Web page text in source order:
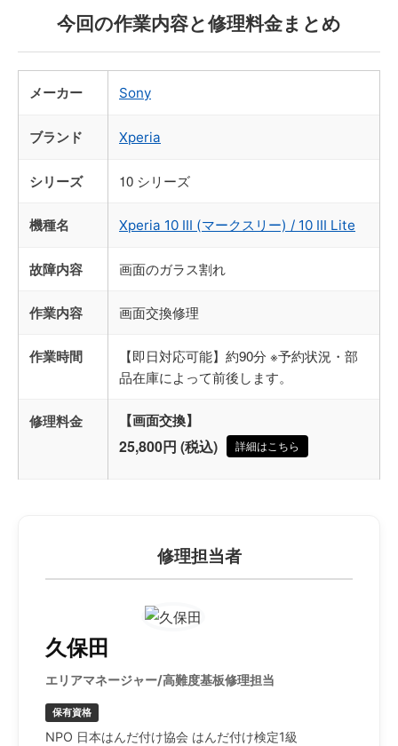
今回の作業内容と修理料金まとめ
メーカー Sony
ブランド Xperia
シリーズ 10 シリーズ
機種名 Xperia 10 Ⅲ (マークスリー) / 10 Ⅲ Lite
故障内容 画面のガラス割れ
作業内容 画面交換修理
作業時間
【即日対応可能】約90分 ※予約状況・部
品在庫によって前後します。
修理料金 【画面交換】
25,800円 (税込) 詳細はこちら
修理担当者
久保田
エリアマネージャー/高難度基板修理担当
保有資格
NPO 日本はんだ付け協会 はんだ付け検定1級